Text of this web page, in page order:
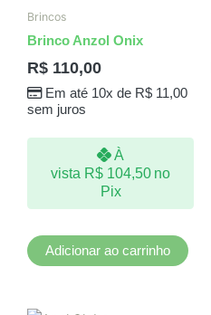
Brincos
Brinco Anzol Onix
R$ 110,00
Em até 10x de R$11,00
sem juros
À
vista R$104,50 no
Pix
Adicionar ao carrinho